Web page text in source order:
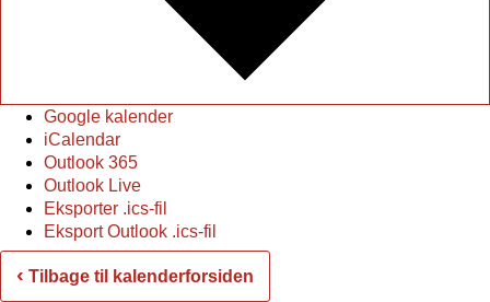
Google kalender
iCalendar
Outlook 365
Outlook Live
Eksporter .ics-fil
Eksport Outlook .ics-fil
‹ Tilbage til kalenderforsiden